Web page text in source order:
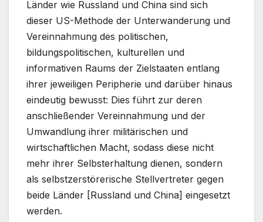
Länder wie Russland und China sind sich
dieser US-Methode der Unterwanderung und
Vereinnahmung des politischen,
bildungspolitischen, kulturellen und
informativen Raums der Zielstaaten entlang
ihrer jeweiligen Peripherie und darüber hinaus
eindeutig bewusst: Dies führt zur deren
anschließender Vereinnahmung und der
Umwandlung ihrer militärischen und
wirtschaftlichen Macht, sodass diese nicht
mehr ihrer Selbsterhaltung dienen, sondern
als selbstzerstörerische Stellvertreter gegen
beide Länder [Russland und China] eingesetzt
werden.